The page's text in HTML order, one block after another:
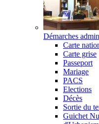
Démarches
Carte
Carte grise
Passeport
Mariage
PACS
Elections
Décès
Sortie du
Guichet